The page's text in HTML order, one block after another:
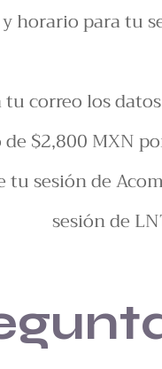
horario para tu
tu correo los
$2,800 MXN
tu sesión de
sesión de